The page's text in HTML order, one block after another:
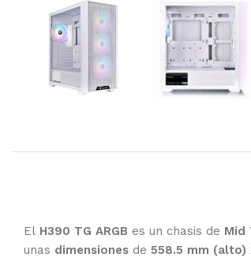
El H390 TG ARGB es un chasis de Mid
unas dimensiones de 558.5 mm (alto)